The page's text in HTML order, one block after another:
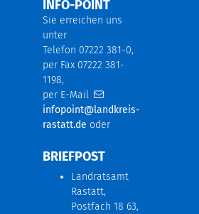
INFO-POINT
Sie erreichen uns
unter
Telefon 07222 381-0,
per Fax 07222 381-
1198,
per E-Mail
infopoint@landkreis-
rastatt.de oder
BRIEFPOST
Landratsamt
Rastatt,
Postfach 18 63,